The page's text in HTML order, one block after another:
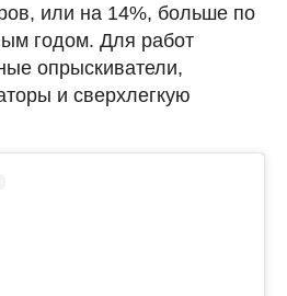
или на 14%, больше по
годом. Для работ
опрыскиватели,
и сверхлегкую